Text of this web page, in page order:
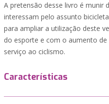
A pretensão desse livro é munir
interessam pelo assunto
para ampliar a utilização deste
do esporte e com o aumento
serviço ao ciclismo.
Características